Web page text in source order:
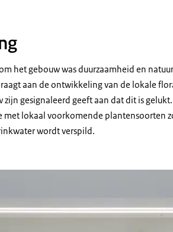
het gebouw was duurzaamheid en
aan de ontwikkeling van de lokale
gesignaleerd geeft aan dat dit is
lokaal voorkomende plantensoorten
wordt verspild.
NL